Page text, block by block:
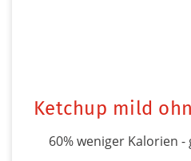
Ketchup mild
60% weniger Kalorien